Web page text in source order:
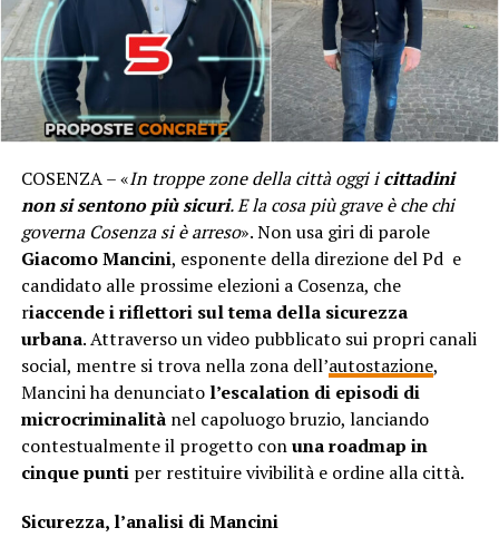
COSENZA – «In troppe zone della città oggi icittadini
non si sentono più sicuri. E la cosa più grave è che chi
governa Cosenza si è arreso». Non usa giri di parole
Giacomo Mancini, esponente della direzione del Pd e
candidato alle prossime elezioni a Cosenza, che
riaccende i riflettori sul tema della sicurezza
urbana. Attraverso un video pubblicato sui propri canali
social, mentre si trova nella zona dell’autostazione,
Mancini ha denunciato l’escalation di episodi di
microcriminalitànel capoluogo bruzio, lanciando
contestualmente il progetto conuna roadmap in
cinque puntiper restituire vivibilità e ordine alla città.
Sicurezza, l’analisi di Mancini